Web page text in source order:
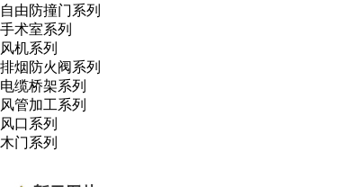
自由防撞门系列
手术室系列
风机系列
排烟防火阀系列
电缆桥架系列
风管加工系列
风口系列
木门系列